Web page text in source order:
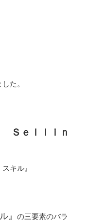
た。
Ｓｅｌｌｉｎ
キル』
』 の三要素のバラ